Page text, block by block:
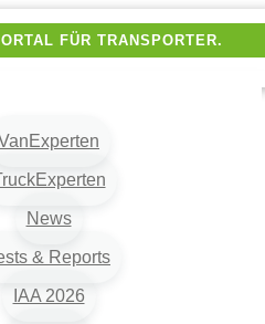
FÜR TRANSPORTER.
News
& Reports
IAA 2026